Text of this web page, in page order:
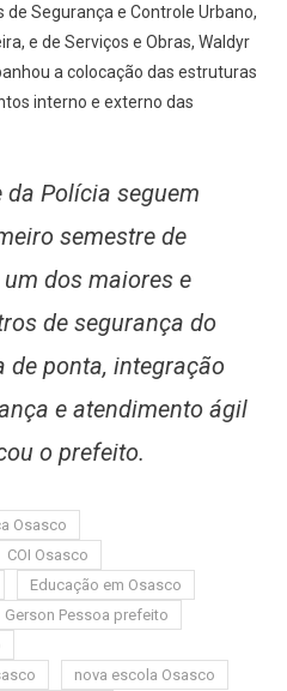
Segurança e Controle Urbano,
e de Serviços e Obras, Waldyr
a colocação das estruturas
interno e externo das
da Polícia seguem
semestre de
dos maiores e
de segurança do
de ponta, integração
e atendimento ágil
o prefeito.
Osasco
COI Osasco
Educação em Osasco
Gerson Pessoa prefeito
nova escola Osasco